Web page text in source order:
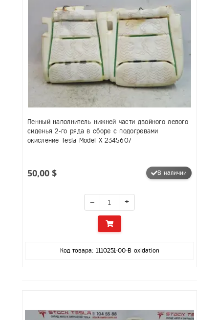
Пенный наполнитель нижней части двойного левого
сиденья 2-го ряда в сборе с подогревами
окисление Tesla Model X 2345607
50,00 $ В наличии
− +
Код товара: 1110251-00-B oxidation